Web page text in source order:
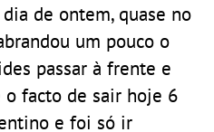
de ontem, quase no
um pouco o
passar à frente e
facto de sair hoje 6
e foi só ir